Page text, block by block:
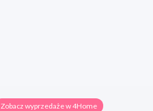
Zobacz wyprzedaże w 4Home